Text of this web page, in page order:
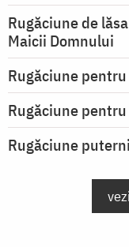
Rugăciune de
Maicii Domnului
Rugăciune
Rugăciune
Rugăciune